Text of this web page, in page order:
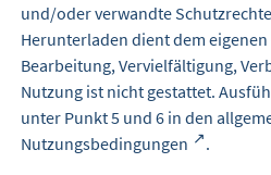
und/oder verwandte
Herunterladen dient dem eigenen
Bearbeitung, Vervielfältigung,
Nutzung ist nicht gestattet.
unter Punkt 5 und 6 in den
Nutzungsbedingungen
.